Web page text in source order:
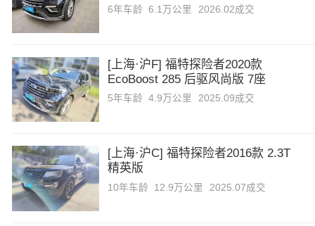
百智新能源
北汽泰普
佰斯威
C
6年车龄 6.1万公里 2026.02成交
[上海·沪F] 福特探险者2020款
EcoBoost 285 后驱风尚版 7座
5年车龄 4.9万公里 2025.09成交
[上海·沪C] 福特探险者2016款 2.3T
精英版
10年车龄 12.9万公里 2025.07成交